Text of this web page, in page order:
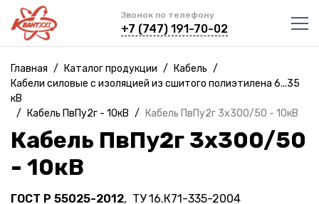
Звонок по телефону
+7 (747) 191-70-02
Главная / Каталог продукции / Кабель /
Кабели силовые с изоляцией из сшитого полиэтилена 6...35
кВ
/
Кабель ПвПу2г - 10кВ / Кабель ПвПу2г 3х300/50 - 10кВ
Кабель ПвПу2г 3х300/50
- 10кВ
ГОСТ Р 55025-2012, ТУ 16.К71-335-2004